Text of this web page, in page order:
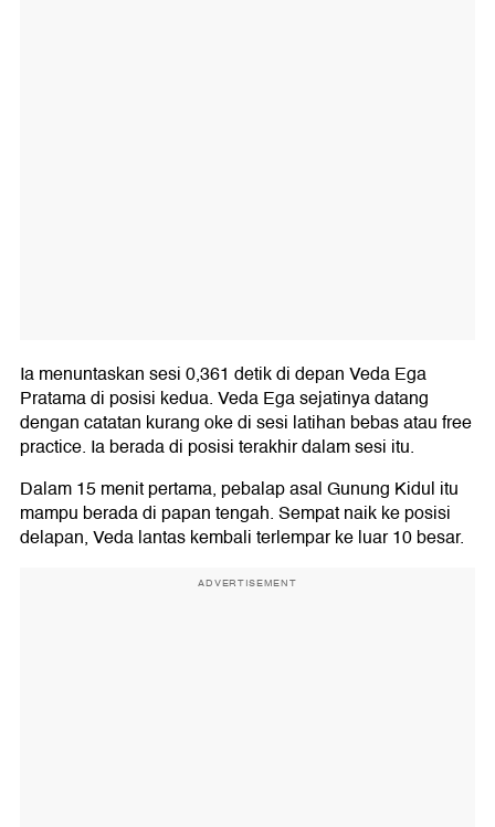
Ia menuntaskan sesi 0,361 detik di depan Veda Ega
Pratama di posisi kedua. Veda Ega sejatinya datang
dengan catatan kurang oke di sesi latihan bebas atau free
practice. Ia berada di posisi terakhir dalam sesi itu.
Dalam 15 menit pertama, pebalap asal Gunung Kidul itu
mampu berada di papan tengah. Sempat naik ke posisi
delapan, Veda lantas kembali terlempar ke luar 10 besar.
ADVERTISEMENT